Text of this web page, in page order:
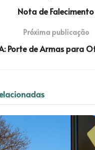
Nota de Falecimento
Próxima publicação
Porte de Armas para